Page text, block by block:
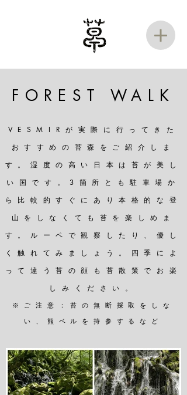
FOREST WALK
VESMIRが実際に行ってきた
おすすめの苔森をご紹介しま
す。湿度の高い日本は苔が美し
い国です。3箇所とも駐車場か
ら比較的すぐにあり本格的な登
山をしなくても苔を楽しめま
す。ルーペで観察したり、優し
く触れてみましょう。四季によ
って違う苔の顔も苔散策でお楽
しみください。
※ご注意：苔の無断採取をしな
い、熊ベルを持参するなど